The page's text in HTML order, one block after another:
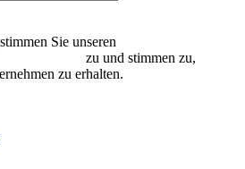
Sie unseren
zu und stimmen zu,
zu erhalten.